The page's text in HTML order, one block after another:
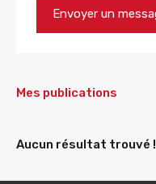
Mes publications
Aucun résultat trouvé !